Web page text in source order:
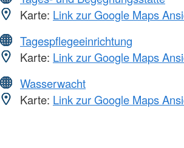
Karte: Link zur Google Maps
Tagespflegeeinrichtung
Karte: Link zur Google Maps
Wasserwacht
Karte: Link zur Google Maps